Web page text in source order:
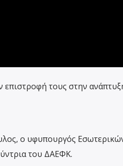
επιστροφή τους στην
ο υφυπουργός
του ΔΑΕΦΚ.